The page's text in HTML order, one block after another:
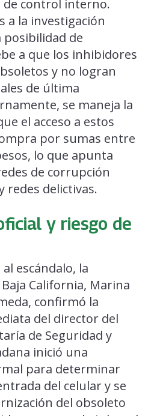
de control interno.
a la investigación
posibilidad de
a que los inhibidores
y no logran
de última
se maneja la
el acceso a estos
por sumas entre
lo que apunta
de corrupción
redes delictivas.
y riesgo de
escándalo, la
California, Marina
confirmó la
del director del
de Seguridad y
inició una
para determinar
del celular y se
del obsoleto